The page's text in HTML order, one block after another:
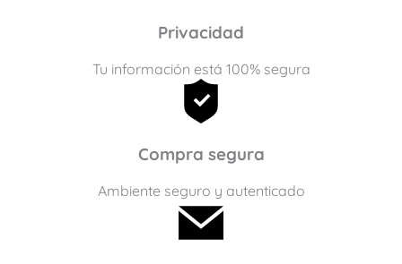
Privacidad
Tu información está 100% segura
Compra segura
Ambiente seguro y autenticado